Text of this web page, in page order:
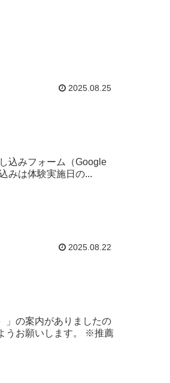
2025.08.25
込みフォーム（Google
みは体験実施日の...
2025.08.22
」の案内がありましたの
うお願いします。 ※推薦